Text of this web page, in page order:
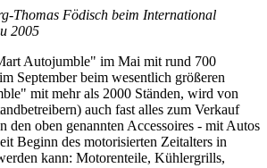
Thomas Födisch beim International
2005
Autojumble" im Mai mit rund 700
September beim wesentlich größeren
mit mehr als 2000 Ständen, wird von
auch fast alles zum Verkauf
den oben genannten Accessoires - mit Autos
Beginn des motorisierten Zeitalters in
kann: Motorenteile, Kühlergrills,